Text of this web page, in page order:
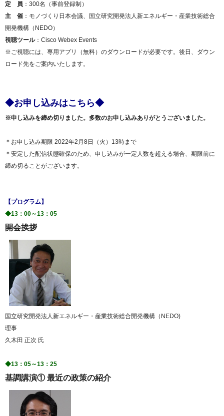
定 員 ：300名（事前登録制）
主 催：モノづくり日本会議、国立研究開発法人新エネルギー・産業技術総合
開発機構（NEDO）
視聴ツール：Cisco Webex Events
※ご視聴には、専用アプリ（無料）のダウンロードが必要です。後日、ダウン
ロード先をご案内いたします。
◆お申し込みはこちら◆
※申し込みを締め切りました。多数のお申し込みありがとうございました。
＊お申し込み期限 2022年2月8日（火）13時まで
＊安定した配信状態確保のため、申し込みが一定人数を超える場合、期限前に
締め切ることがございます。
【プログラム】
◆13：00～13：05
​開会挨拶
国立研究開発法人新エネルギー・産業技術総合開発機構（NEDO)
理事
久木田 正次 氏
◆13：05～13：25
基調講演① 最近の政策の紹介